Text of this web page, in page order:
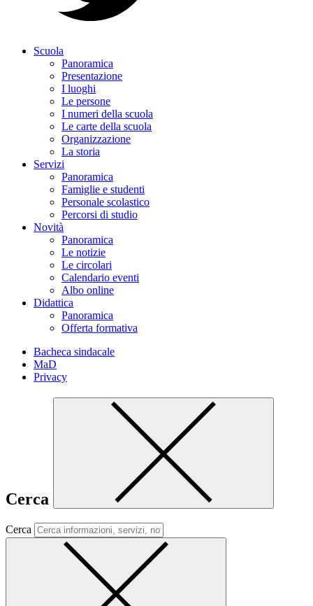
Scuola
Panoramica
Presentazione
I luoghi
Le persone
I numeri della scuola
Le carte della scuola
Organizzazione
La storia
Servizi
Panoramica
Famiglie e studenti
Personale scolastico
Percorsi di studio
Novità
Panoramica
Le notizie
Le circolari
Calendario eventi
Albo online
Didattica
Panoramica
Offerta formativa
Bacheca sindacale
MaD
Privacy
Cerca
Cerca